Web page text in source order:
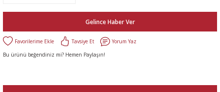
Gelince Haber Ver
Tavsiye Et
Yorum Yaz
Bu ürünü beğendiniz mi? Hemen Paylaşın!